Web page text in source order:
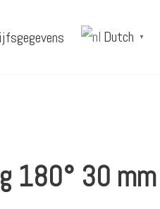
Dutch ▼
180° 30 mm